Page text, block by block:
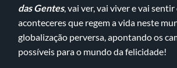
das Gentes, vai ver, vai viver e vai sentir
aconteceres que regem a vida neste
globalização perversa, apontando os
possíveis para o mundo da felicidade!